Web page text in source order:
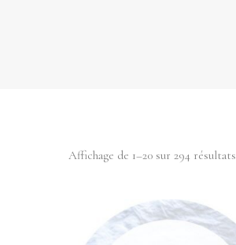
Affichage de 1–20 sur 294 résultats